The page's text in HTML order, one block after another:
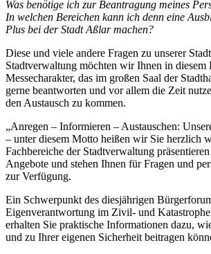
Was benötige ich zur Beantragung meines
In welchen Bereichen kann ich denn eine
Plus bei der Stadt Aßlar machen?
Diese und viele andere Fragen zu unserer
Stadtverwaltung möchten wir Ihnen in
Messecharakter, das im großen Saal der
gerne beantworten und vor allem die Zeit
den Austausch zu kommen.
„Anregen – Informieren – Austauschen:
– unter diesem Motto heißen wir Sie herzlich
Fachbereiche der Stadtverwaltung
Angebote und stehen Ihnen für Fragen und
zur Verfügung.
Ein Schwerpunkt des diesjährigen
Eigenverantwortung im Zivil- und
erhalten Sie praktische Informationen dazu,
und zu Ihrer eigenen Sicherheit beitragen